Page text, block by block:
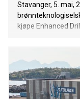
Stavanger, 5. mai,
kjøpe Enhanced